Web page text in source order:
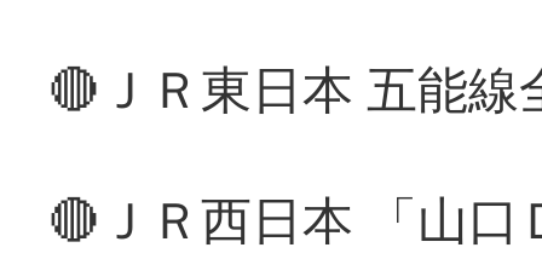
🔴ＪＲ東日本 五能
🔴ＪＲ西日本 「山